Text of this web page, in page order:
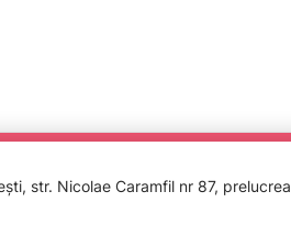
str. Nicolae Caramfil nr 87,